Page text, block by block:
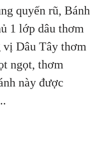
quyến rũ, Bánh
1 lớp dâu thơm
vị Dâu Tây thơm
ngọt, thơm
này được